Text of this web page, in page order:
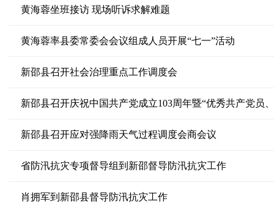
黄海蓉坐班接访 现场听诉求解难题
黄海蓉率县委常委会会议组成人员开展“七一”活动
新邵县召开社会治理重点工作调度会
新邵县召开应对强降雨天气过程调度会商会议
省防汛抗灾专项督导组到新邵督导防汛抗灾工作
肖拥军到新邵县督导防汛抗灾工作